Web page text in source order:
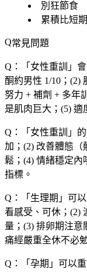
別狂節食
累積比短
常見問題
Q：「 女性重訓 」
酮約男性 1/10；(2)
努力 + 補劑 + 多年
是肌肉巨大；(5) 適
Q：「 女性重訓 」
加；(2) 改善體態（
鬆；(4) 情緒穩定內
指標。
Q：「 生理期 」可
看感受、可休；(2)
量；(3) 排卵期注意
痛經嚴重全休不必
Q：「 孕期 」可以